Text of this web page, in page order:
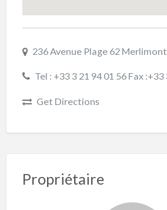
236 Avenue Plage 62
Tel : +33 3 21 94 01 56 Fax :+33
Get Directions
Propriétaire